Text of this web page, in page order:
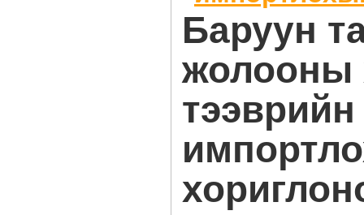
Баруун
жолооны
тээврийн